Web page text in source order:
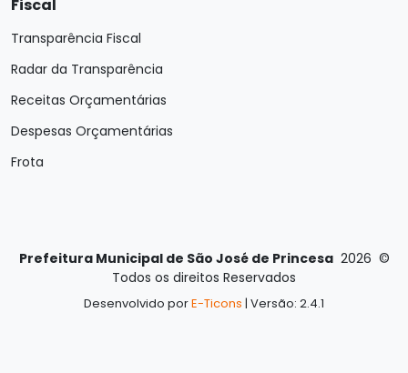
Fiscal
Transparência Fiscal
Radar da Transparência
Receitas Orçamentárias
Despesas Orçamentárias
Frota
Prefeitura Municipal de São José de Princesa 2026 ©
Todos os direitos Reservados
Desenvolvido porE-Ticons | Versão: 2.4.1